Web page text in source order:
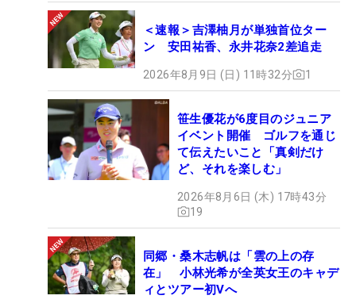
＜速報＞吉澤柚月が単独首位ター
ン 安田祐香、永井花奈2差追走
2026年8月9日 (日) 11時32分 1
笹生優花が6度目のジュニア
イベント開催 ゴルフを通じ
て伝えたいこと「真剣だけ
ど、それを楽しむ」
2026年8月6日 (木) 17時43分
19
同郷・桑木志帆は「雲の上の存
在」 小林光希が全英女王のキャデ
ィとツアー初Vへ